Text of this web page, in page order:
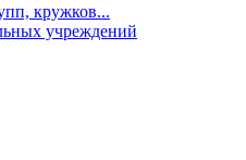
кружков...
учреждений